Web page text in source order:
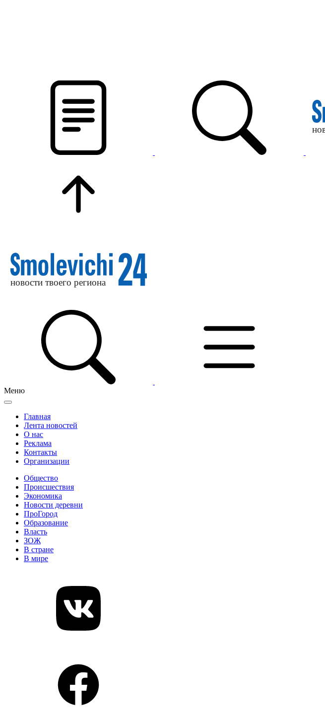
Меню
Главная
Лента новостей
О нас
Реклама
Контакты
Организации
Общество
Происшествия
Экономика
Новости деревни
ПроГород
Образование
Власть
ЗОЖ
В стране
В мире